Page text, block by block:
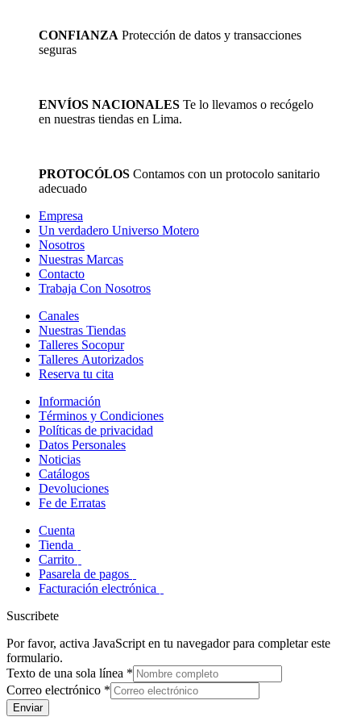
CONFIANZA Protección de datos y transacciones
seguras
ENVÍOS NACIONALES Te lo llevamos o recógelo
en nuestras tiendas en Lima.
PROTOCÓLOS Contamos con un protocolo sanitario
adecuado
Empresa
Un verdadero Universo Motero
Nosotros
Nuestras Marcas
Contacto
Trabaja Con Nosotros
Canales
Nuestras Tiendas
Talleres Socopur
Talleres Autorizados
Reserva tu cita
Información
Términos y Condiciones
Políticas de privacidad
Datos Personales
Noticias
Catálogos
Devoluciones
Fe de Erratas
Cuenta
Tienda
Carrito
Pasarela de pagos
Facturación electrónica
Suscribete
Por favor, activa JavaScript en tu navegador para completar este
formulario.
Texto de una sola línea *
Correo electrónico *
Enviar